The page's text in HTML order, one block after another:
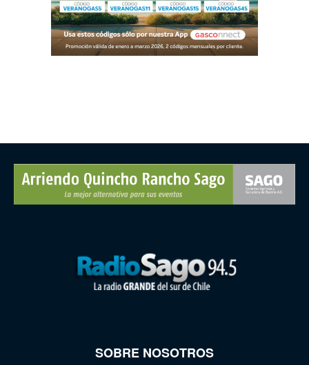
SOBRE NOSOTROS